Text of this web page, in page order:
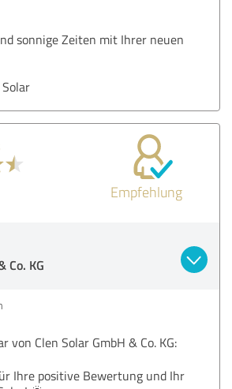
sonnige Zeiten mit Ihrer neuen
Empfehlung
Co. KG
von Clen Solar GmbH & Co. KG:
Ihre positive Bewertung und Ihr